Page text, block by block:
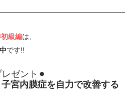
級編は、
です!!
ゼント⚫︎
子宮内膜症を自力で改善する